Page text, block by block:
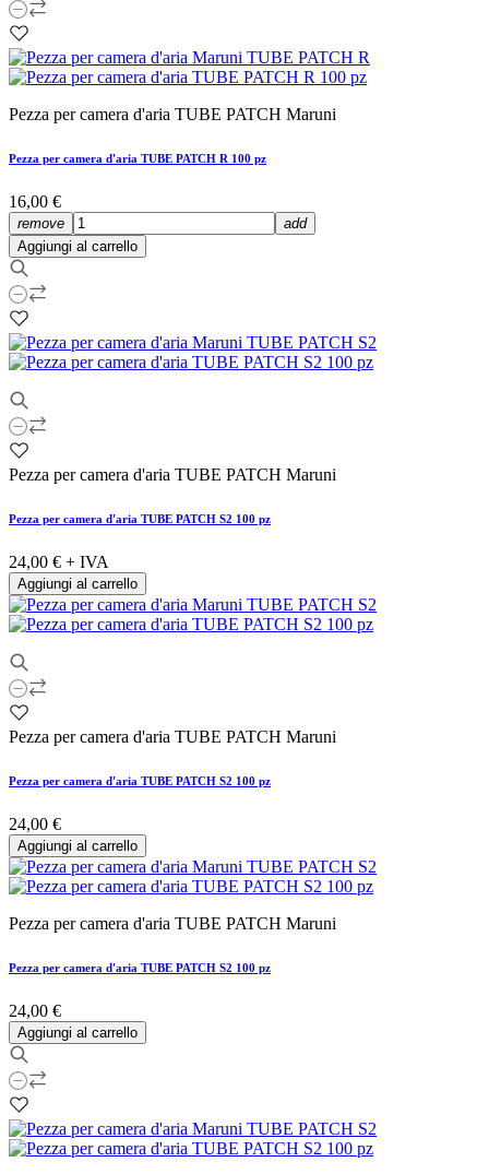
Pezza per camera d'aria TUBE PATCH Maruni
Pezza per camera d'aria TUBE PATCH R 100 pz
16,00 €
remove
add
Aggiungi al carrello
Pezza per camera d'aria TUBE PATCH Maruni
Pezza per camera d'aria TUBE PATCH S2 100 pz
24,00 € + IVA
Aggiungi al carrello
Pezza per camera d'aria TUBE PATCH Maruni
Pezza per camera d'aria TUBE PATCH S2 100 pz
24,00 €
Aggiungi al carrello
Pezza per camera d'aria TUBE PATCH Maruni
Pezza per camera d'aria TUBE PATCH S2 100 pz
24,00 €
Aggiungi al carrello